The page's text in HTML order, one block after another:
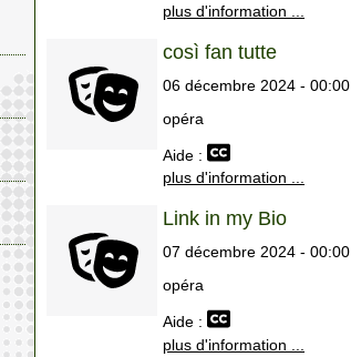
plus d'information ...
così fan tutte
06 décembre 2024 - 00:00
opéra
Aide :
plus d'information ...
Link in my Bio
07 décembre 2024 - 00:00
opéra
Aide :
plus d'information ...